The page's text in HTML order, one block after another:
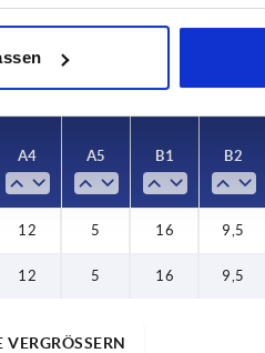
A4 A5 B1 B2
12 5 16 9,5
12 5 16 9,5